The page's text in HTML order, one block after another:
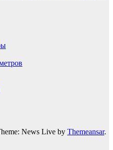
News Live by Themeansar.